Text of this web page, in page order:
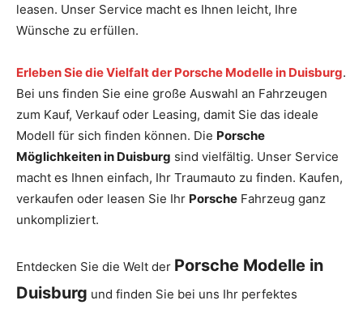
leasen. Unser Service macht es Ihnen leicht, Ihre
Wünsche zu erfüllen.
Erleben Sie die Vielfalt der Porsche Modelle in Duisburg.
Bei uns finden Sie eine große Auswahl an Fahrzeugen
zum Kauf, Verkauf oder Leasing, damit Sie das ideale
Modell für sich finden können. Die Porsche
Möglichkeiten in Duisburg sind vielfältig. Unser Service
macht es Ihnen einfach, Ihr Traumauto zu finden. Kaufen,
verkaufen oder leasen Sie Ihr Porsche Fahrzeug ganz
unkompliziert.
Entdecken Sie die Welt der Porsche Modelle in
Duisburg und finden Sie bei uns Ihr perfektes